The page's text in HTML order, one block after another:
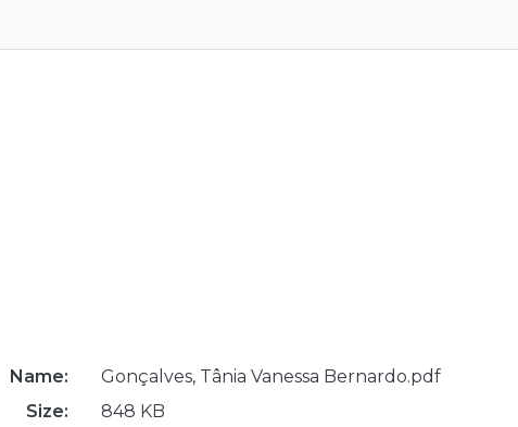
Name:
Gonçalves, Tânia Vanessa Bernardo.pdf
Size:
848 KB